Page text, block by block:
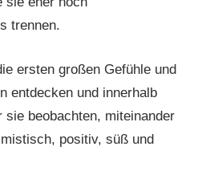
trennen.
ersten großen Gefühle und
entdecken und innerhalb
beobachten, miteinander
positiv, süß und